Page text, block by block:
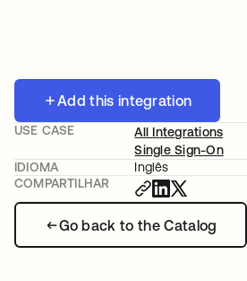
Add this integration
Go back to the Catalog
USE CASE
All Integrations
Single Sign-On
IDIOMA
Inglês
COMPARTILHAR